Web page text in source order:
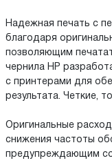
Надежная печать с
благодаря
позволяющим
чернила HP
с принтерами для
результата. Четкие,
Оригинальные
снижения частоты
предупреждающим